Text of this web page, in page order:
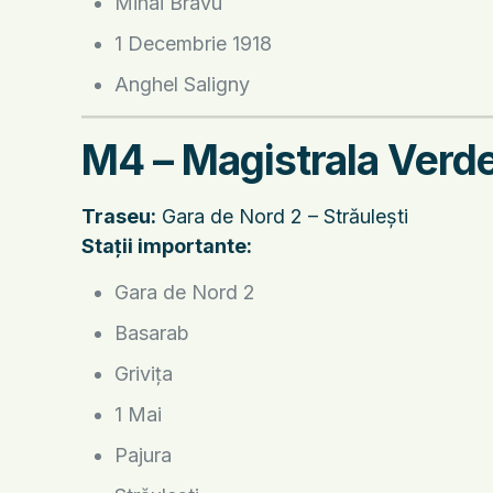
1 Decembrie 1918
Anghel Saligny
M4 – Magistrala
Traseu: Gara de Nord 2 – Străulești
Stații importante:
Gara de Nord 2
Basarab
Grivița
1 Mai
Pajura